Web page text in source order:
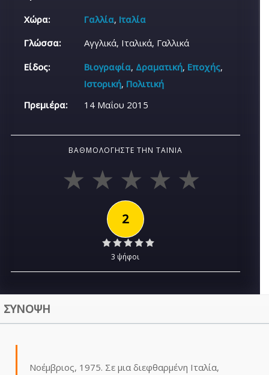
Χώρα:
Γαλλία, Ιταλία
Γλώσσα:
Αγγλικά, Ιταλικά, Γαλλικά
Είδος:
Βιογραφία, Δραματική, Εποχής,
Ιστορική, Πολιτική
Πρεμιέρα:
14 Μαΐου 2015
ΒΑΘΜΟΛΟΓΉΣΤΕ ΤΗΝ ΤΑΙΝΊΑ
2
3 ψήφοι
ΣΥΝΟΨΗ
Νοέμβριος, 1975. Σε μια διεφθαρμένη Ιταλία,